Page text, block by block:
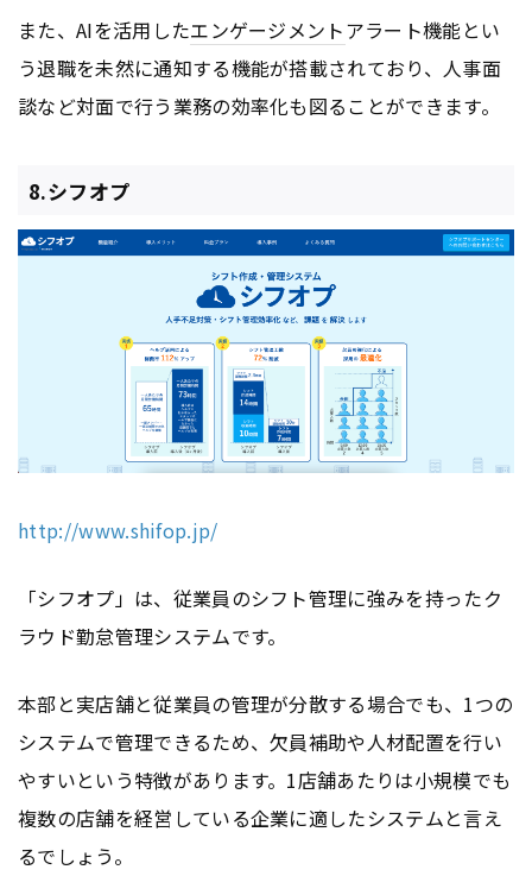
また、AIを活用したエンゲージメントアラート機能とい
う退職を未然に通知する機能が搭載されており、人事面
談など対面で行う業務の効率化も図ることができます。
8.シフオプ
http://www.shifop.jp/
「シフオプ」は、従業員のシフト管理に強みを持ったク
ラウド勤怠管理システムです。
本部と実店舗と従業員の管理が分散する場合でも、1つの
システムで管理できるため、欠員補助や人材配置を行い
やすいという特徴があります。1店舗あたりは小規模でも
複数の店舗を経営している企業に適したシステムと言え
るでしょう。